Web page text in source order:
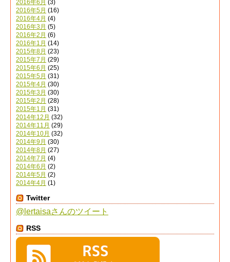
2016年6月 (3)
2016年5月 (16)
2016年4月 (4)
2016年3月 (5)
2016年2月 (6)
2016年1月 (14)
2015年8月 (23)
2015年7月 (29)
2015年6月 (25)
2015年5月 (31)
2015年4月 (30)
2015年3月 (30)
2015年2月 (28)
2015年1月 (31)
2014年12月 (32)
2014年11月 (29)
2014年10月 (32)
2014年9月 (30)
2014年8月 (27)
2014年7月 (4)
2014年6月 (2)
2014年5月 (2)
2014年4月 (1)
Twitter
@lertaisaさんのツイート
RSS